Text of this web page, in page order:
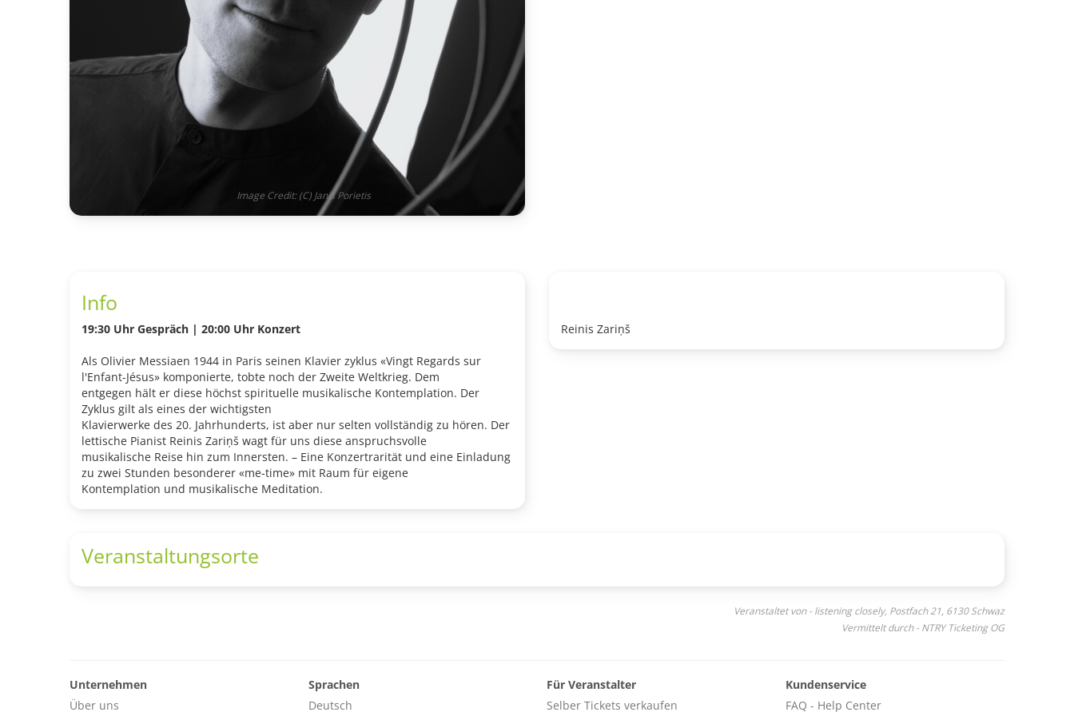
Image Credit: (C) Janis Porietis
Info
19:30 Uhr Gespräch | 20:00 Uhr Konzert
Als Olivier Messiaen 1944 in Paris seinen Klavier zyklus «Vingt Regards sur
l'Enfant-Jésus» komponierte, tobte noch der Zweite Weltkrieg. Dem
entgegen hält er diese höchst spirituelle musikalische Kontemplation. Der
Zyklus gilt als eines der wichtigsten
Klavierwerke des 20. Jahrhunderts, ist aber nur selten vollständig zu hören. Der
lettische Pianist Reinis Zariņš wagt für uns diese anspruchsvolle
musikalische Reise hin zum Innersten. – Eine Konzertrarität und eine Einladung
zu zwei Stunden besonderer «me-time» mit Raum für eigene
Kontemplation und musikalische Meditation.
Reinis Zariņš
Veranstaltungsorte
Veranstaltet von - listening closely, Postfach 21, 6130 Schwaz
Vermittelt durch - NTRY Ticketing OG
Unternehmen
Über uns
Sprachen
Deutsch
Für Veranstalter
Selber Tickets verkaufen
Kundenservice
FAQ - Help Center